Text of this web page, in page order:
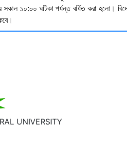
১০:০০ ঘটিকা পর্যন্ত বর্ধিত করা হলো।
UNIVERSITY